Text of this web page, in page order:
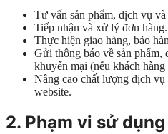
Tư vấn sản phẩm, dịch vụ
Tiếp nhận và xử lý đơn hàng.
Thực hiện giao hàng, bảo
Gửi thông báo về sản phẩm,
khuyến mại (nếu khách
Nâng cao chất lượng dịch
website.
2. Phạm vi sử